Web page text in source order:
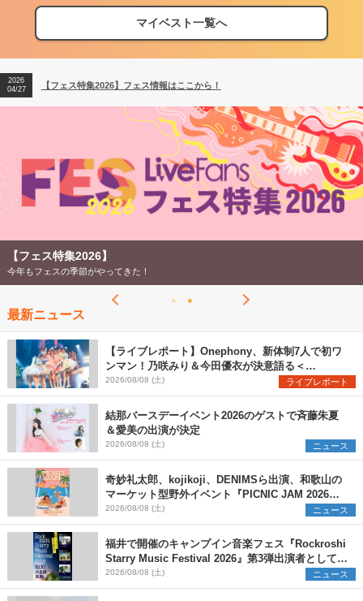
マイベスト一覧へ
【フェス特集2026】フェス情報はここから！
【ライブ動員ランキング】2026年上半期編発表！
2026
04/27
【フェス特集2026】フェス情報はここから！
2026
【ライブ動員ランキング】2026年上半期編発表！
【フェス特集2026】
今年もフェスの季節がやってきた！
最新ニュース
【ライブレポート】Onephony、新体制7人で初ワ
ンマン！乃咲みり＆今田優衣が決意語る＜
Onephony新体制1st Oneman Live はじまりの夏
＞
2026/08/08 (土) ライブレポート
結那バースデーイベント2026のゲストで斉藤朱夏
＆愛美の出演が決定
2026/08/08 (土) ニュース
奇妙礼太郎、kojikoji、DENIMSら出演、和歌山の
マーケット型野外イベント『PICNIC JAM 2026』
早割チケット発売開始
2026/08/08 (土) ニュース
福井で開催のキャンプイン音楽フェス『Rockroshi
Starry Music Festival 2026』第3弾出演者として
SCOOBIE DO、かりゆし58、Reiを発表
2026/08/08 (土) ニュース